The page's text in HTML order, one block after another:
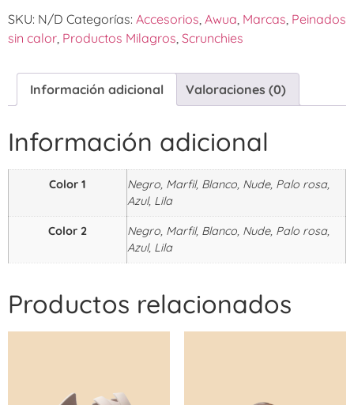
SKU: N/D Categorías: Accesorios, Awua, Marcas, Peinados
sin calor, Productos Milagros, Scrunchies
Información adicional Valoraciones (0)
Información adicional
Color 1
Negro, Marfil, Blanco, Nude, Palo rosa,
Azul, Lila
Color 2
Negro, Marfil, Blanco, Nude, Palo rosa,
Azul, Lila
Productos relacionados